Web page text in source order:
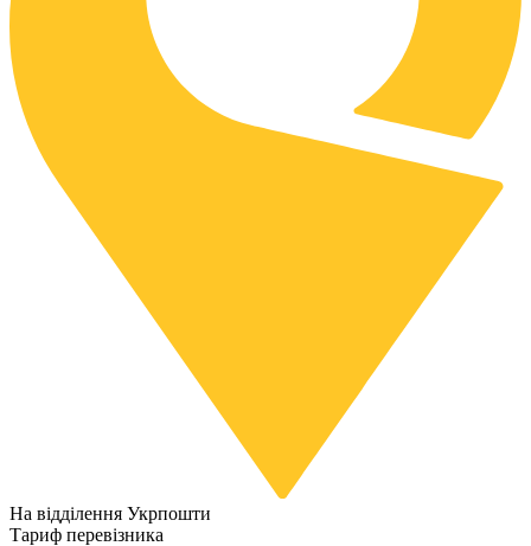
На відділення Укрпошти
Тариф перевізника